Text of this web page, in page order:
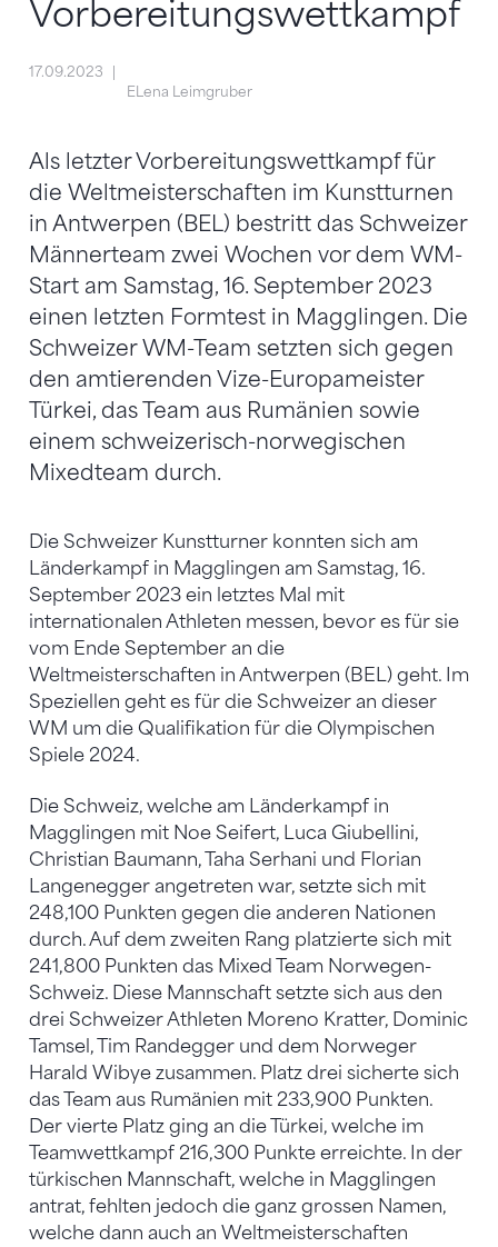
Vorbereitungswettkampf
17.09.2023
ELena Leimgruber
Als letzter Vorbereitungswettkampf für
die Weltmeisterschaften im Kunstturnen
in Antwerpen (BEL) bestritt das Schweizer
Männerteam zwei Wochen vor dem WM-
Start am Samstag, 16. September 2023
einen letzten Formtest in Magglingen. Die
Schweizer WM-Team setzten sich gegen
den amtierenden Vize-Europameister
Türkei, das Team aus Rumänien sowie
einem schweizerisch-norwegischen
Mixedteam durch.
Die Schweizer Kunstturner konnten sich am
Länderkampf in Magglingen am Samstag, 16.
September 2023 ein letztes Mal mit
internationalen Athleten messen, bevor es für sie
vom Ende September an die
Weltmeisterschaften in Antwerpen (BEL) geht. Im
Speziellen geht es für die Schweizer an dieser
WM um die Qualifikation für die Olympischen
Spiele 2024.
Die Schweiz, welche am Länderkampf in
Magglingen mit Noe Seifert, Luca Giubellini,
Christian Baumann, Taha Serhani und Florian
Langenegger angetreten war, setzte sich mit
248,100 Punkten gegen die anderen Nationen
durch. Auf dem zweiten Rang platzierte sich mit
241,800 Punkten das Mixed Team Norwegen-
Schweiz. Diese Mannschaft setzte sich aus den
drei Schweizer Athleten Moreno Kratter, Dominic
Tamsel, Tim Randegger und dem Norweger
Harald Wibye zusammen. Platz drei sicherte sich
das Team aus Rumänien mit 233,900 Punkten.
Der vierte Platz ging an die Türkei, welche im
Teamwettkampf 216,300 Punkte erreichte. In der
türkischen Mannschaft, welche in Magglingen
antrat, fehlten jedoch die ganz grossen Namen,
welche dann auch an Weltmeisterschaften